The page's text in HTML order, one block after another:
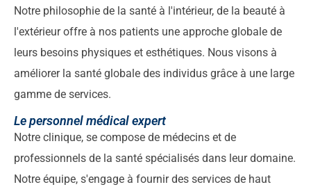
Notre philosophie de la santé à l'intérieur, de la beauté à
l'extérieur offre à nos patients une approche globale de
leurs besoins physiques et esthétiques. Nous visons à
améliorer la santé globale des individus grâce à une large
gamme de services.
Le personnel médical expert
Notre clinique, se compose de médecins et de
professionnels de la santé spécialisés dans leur domaine.
Notre équipe, s'engage à fournir des services de haut